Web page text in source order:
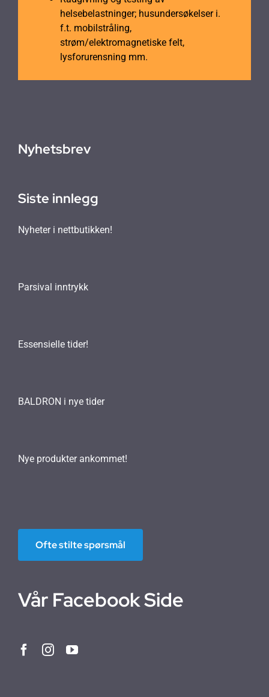
helsebelastninger; husundersøkelser i.
f.t. mobilstråling,
strøm/elektromagnetiske felt,
lysforurensning mm.
Nyhetsbrev
Siste innlegg
Nyheter i nettbutikken!
Parsival inntrykk
Essensielle tider!
BALDRON i nye tider
Nye produkter ankommet!
Ofte stilte spørsmål
Vår Facebook Side